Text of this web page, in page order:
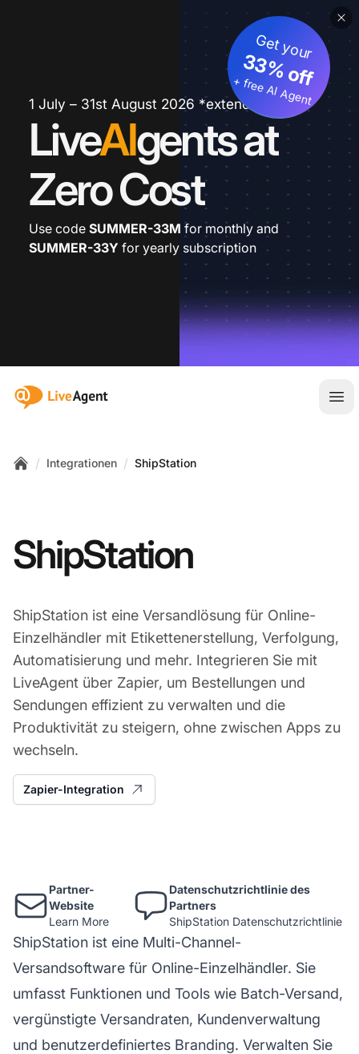
1 July – 31st August 2026 *extended
LiveAIgents at
Zero Cost
Get your
33% off
+ free AI Agent
Use code SUMMER-33M for monthly and
SUMMER-33Y for yearly subscription
:site.title
/ Integrationen / ShipStation
ShipStation
ShipStation ist eine Versandlösung für Online-
Einzelhändler mit Etikettenerstellung, Verfolgung,
Automatisierung und mehr. Integrieren Sie mit
LiveAgent über Zapier, um Bestellungen und
Sendungen effizient zu verwalten und die
Produktivität zu steigern, ohne zwischen Apps zu
wechseln.
Zapier-Integration
Partner-
Website
Learn More
Datenschutzrichtlinie des
Partners
ShipStation Datenschutzrichtlinie
ShipStation ist eine Multi-Channel-
Versandsoftware für Online-Einzelhändler. Sie
umfasst Funktionen und Tools wie Batch-Versand,
vergünstigte Versandraten, Kundenverwaltung
und benutzerdefiniertes Branding. Verwalten Sie